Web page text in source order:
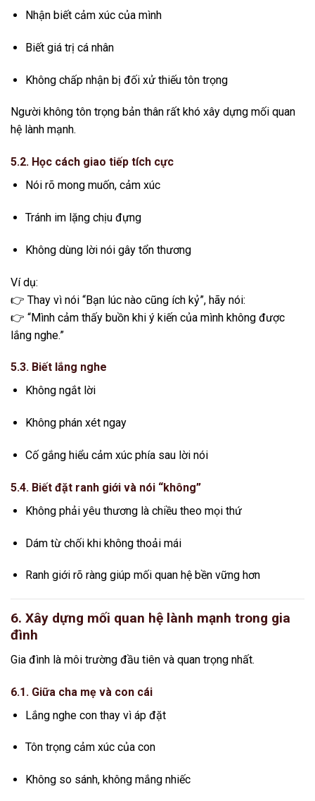
Nhận biết cảm xúc của mình
Biết giá trị cá nhân
Không chấp nhận bị đối xử thiếu tôn trọng
Người không tôn trọng bản thân rất khó xây dựng mối quan
hệ lành mạnh.
5.2. Học cách giao tiếp tích cực
Nói rõ mong muốn, cảm xúc
Tránh im lặng chịu đựng
Không dùng lời nói gây tổn thương
Ví dụ:
👉 Thay vì nói “Bạn lúc nào cũng ích kỷ”, hãy nói:
👉 “Mình cảm thấy buồn khi ý kiến của mình không được
lắng nghe.”
5.3. Biết lắng nghe
Không ngắt lời
Không phán xét ngay
Cố gắng hiểu cảm xúc phía sau lời nói
5.4. Biết đặt ranh giới và nói “không”
Không phải yêu thương là chiều theo mọi thứ
Dám từ chối khi không thoải mái
Ranh giới rõ ràng giúp mối quan hệ bền vững hơn
6. Xây dựng mối quan hệ lành mạnh trong gia
đình
Gia đình là môi trường đầu tiên và quan trọng nhất.
6.1. Giữa cha mẹ và con cái
Lắng nghe con thay vì áp đặt
Tôn trọng cảm xúc của con
Không so sánh, không mắng nhiếc